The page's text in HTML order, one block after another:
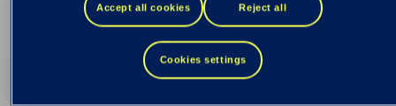
päätti
avainhenkilöiden
Accept all cookies Reject all
Cookies settings